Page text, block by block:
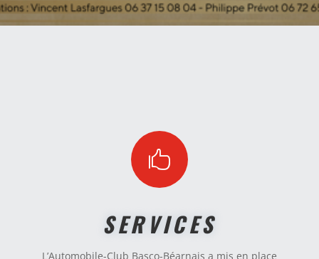

SERVICES
L’Automobile-Club Basco-Béarnais a mis en place